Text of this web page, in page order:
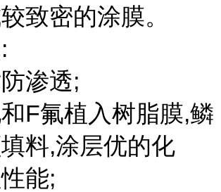
致密的涂膜。
渗透;
F氟植入树脂膜,鳞
料,涂层优的化
能;